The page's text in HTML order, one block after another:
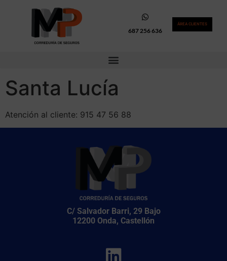
687 256 636
ÁREA CLIENTES
Santa Lucía
Atención al cliente: 915 47 56 88
C/ Salvador Barri, 29 Bajo
12200 Onda, Castellón